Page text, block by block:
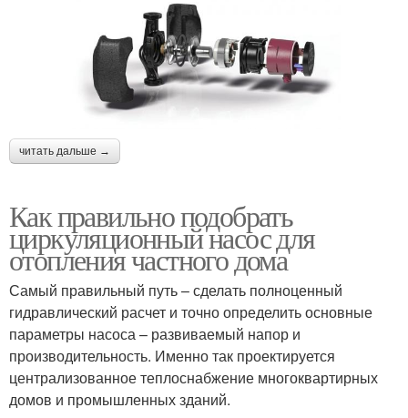
читать дальше →
Как правильно подобрать
циркуляционный насос для
отопления частного дома
Самый правильный путь – сделать полноценный
гидравлический расчет и точно определить основные
параметры насоса – развиваемый напор и
производительность. Именно так проектируется
централизованное теплоснабжение многоквартирных
домов и промышленных зданий.